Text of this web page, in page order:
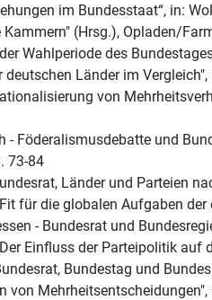
im Bundesstaat“, in:
(Hrsg.), Opladen/
Wahlperiode des
deutschen Länder im
von
- Föderalismusdebatte und
73-84
Länder und Parteien
für die globalen Aufgaben der
- Bundesrat und
Einfluss der Parteipolitik auf
Bundestag und
von